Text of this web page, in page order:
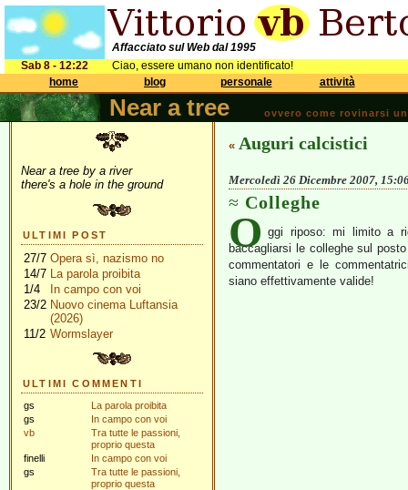
Affacciato sul Web dal 1995
Sab 8 - 12:22
Ciao, essere umano non identificato!
home
blog personale attività
Near a tree ovvero come rovinarsi
Near a tree by a river
there's a hole in the ground
ULTIMI POST
27/7 Opera sì, nazismo no
14/7 La parola proibita
1/4
In campo con voi
23/2 Nuovo cinema Luftansia
(2026)
11/2 Wormslayer
ULTIMI COMMENTI
gs
La parola proibita
gs
In campo con voi
vb
Tra tutte le passioni,
proprio questa
finelli
In campo con voi
gs
Tra tutte le passioni,
proprio questa
« Auguri calcistici
Mercoledì 26 Dicembre 2007,
Colleghe
O ggi riposo: mi limito a
baccagliarsi le colleghe sul
commentatori e le
siano effettivamente valide!